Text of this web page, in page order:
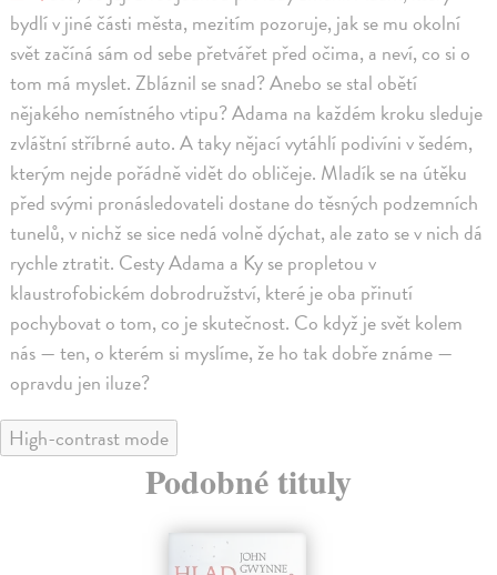
bydlí v jiné části města, mezitím pozoruje, jak se mu okolní
svět začíná sám od sebe přetvářet před očima, a neví, co si o
tom má myslet. Zbláznil se snad? Anebo se stal obětí
nějakého nemístného vtipu? Adama na každém kroku sleduje
zvláštní stříbrné auto. A taky nějací vytáhlí podivíni v šedém,
kterým nejde pořádně vidět do obličeje. Mladík se na útěku
před svými pronásledovateli dostane do těsných podzemních
tunelů, v nichž se sice nedá volně dýchat, ale zato se v nich dá
rychle ztratit. Cesty Adama a Ky se propletou v
klaustrofobickém dobrodružství, které je oba přinutí
pochybovat o tom, co je skutečnost. Co když je svět kolem
nás — ten, o kterém si myslíme, že ho tak dobře známe —
opravdu jen iluze?
High-contrast mode
Podobné tituly